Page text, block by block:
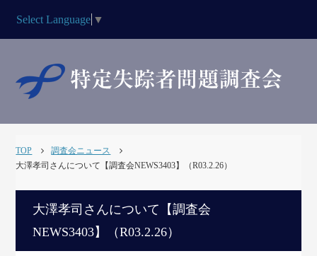
Select Language ▼
TOP
調査会ニュース
大澤孝司さんについて【調査会NEWS3403】（R03.2.26）
大澤孝司さんについて【調査会
NEWS3403】（R03.2.26）